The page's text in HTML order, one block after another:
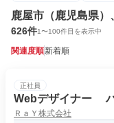
鹿屋市（鹿児島県
626件1〜100件目を表示中
関連度順新着順
正社員
Webデザイナー
ＲａＹ株式会社